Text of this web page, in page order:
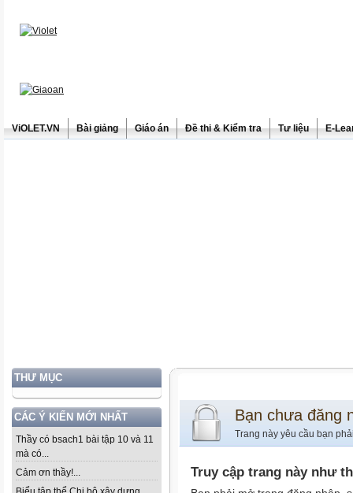
ViOLET.VN Bài giảng Giáo án Đề thi & Kiểm tra Tư liệu E-
THƯ MỤC
CÁC Ý KIẾN MỚI NHẤT
Thầy có bsach1 bài tập 10 và 11
mà có...
Cảm ơn thầy!...
Bạn chưa đăng
Trang này yêu cầu bạn
Truy cập trang này như